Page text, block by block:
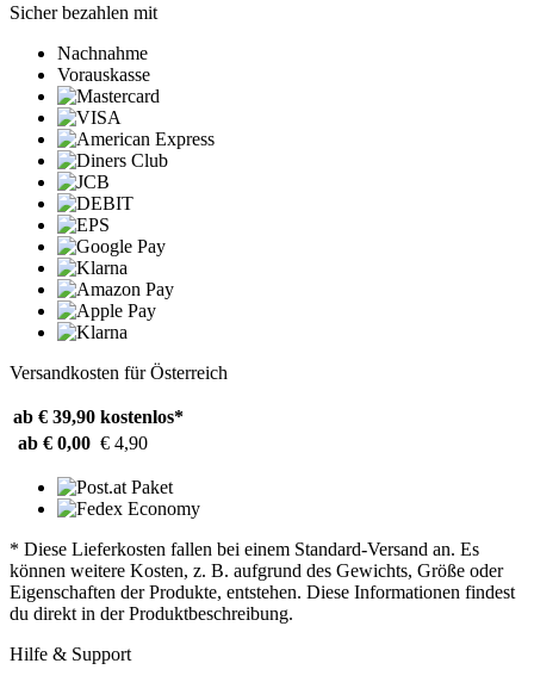
Sicher bezahlen mit
Nachnahme
Vorauskasse
Versandkosten für Österreich
ab € 39,90 kostenlos*
ab € 0,00 € 4,90
* Diese Lieferkosten fallen bei einem Standard-Versand an. Es
können weitere Kosten, z. B. aufgrund des Gewichts, Größe oder
Eigenschaften der Produkte, entstehen. Diese Informationen findest
du direkt in der Produktbeschreibung.
Hilfe & Support